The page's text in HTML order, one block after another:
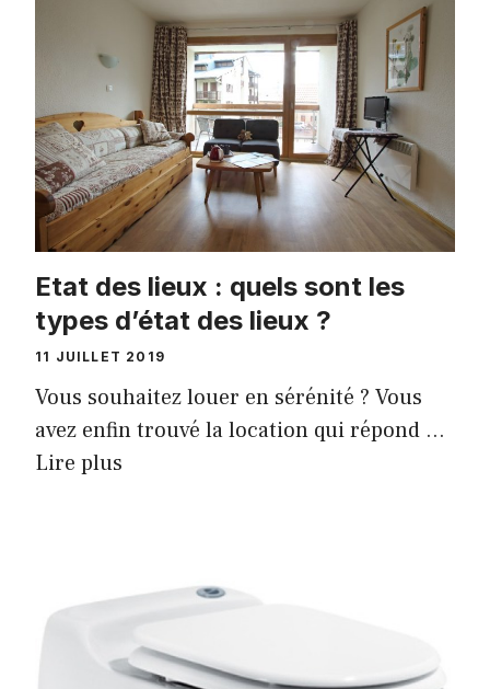
Etat des lieux : quels sont les
types d’état des lieux ?
11 JUILLET 2019
Vous souhaitez louer en sérénité ? Vous
avez enfin trouvé la location qui répond …
Lire plus